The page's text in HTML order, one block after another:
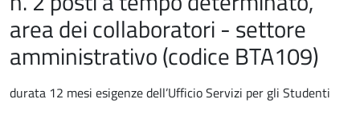
area dei collaboratori - settore
amministrativo (codice BTA109)
durata 12 mesi esigenze dell’Ufficio Servizi per gli Studenti